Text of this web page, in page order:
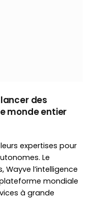
des
monde entier
expertises pour
Le
l’intelligence
mondiale
à grande